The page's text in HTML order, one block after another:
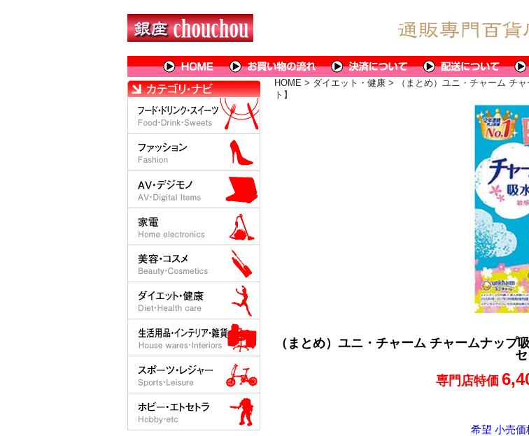
HOME > ダイエット・健康 > （まとめ）ユニ・チャーム チ
ト】
（まとめ）ユニ・チャーム チャームナッ
セ
専門店特価
希望 小売